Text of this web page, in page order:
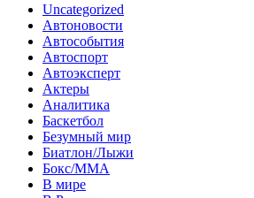
Uncategorized
Автоновости
Автособытия
Автоспорт
Автоэксперт
Актеры
Аналитика
Баскетбол
Безумный мир
Биатлон/Лыжи
Бокс/MMA
В мире